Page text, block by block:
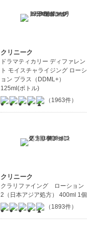
クリニーク
ドラマティカリー ディファレン
ト モイスチャライジング ローシ
ョン プラス（DDML+）
125ml(ボトル)
（1963件）
クリニーク
クラリファイング ローション
2（日本アジア処方） 400ml 1個
（1893件）